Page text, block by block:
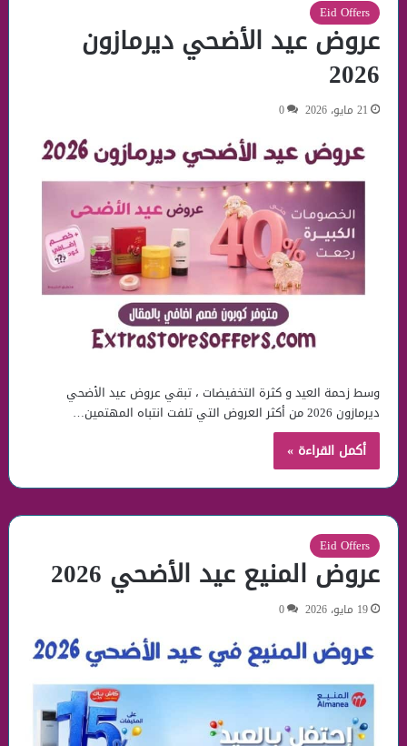
Eid Offers
عروض عيد الأضحي ديرمازون
2026
21 مايو، 2026 0
وسط زحمة العيد و كثرة التخفيضات ، تبقي عروض عيد الأضحي
ديرمازون 2026 من أكثر العروض التي تلفت انتباه المهتمين…
أكمل القراءة »
Eid Offers
عروض المنيع عيد الأضحي 2026
19 مايو، 2026 0